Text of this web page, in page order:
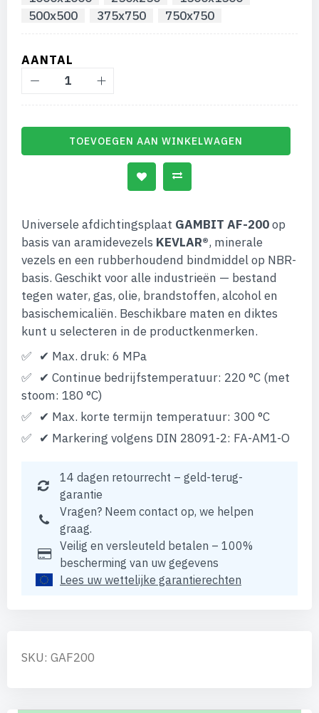
500x500
375x750 750x750
AANTAL
TOEVOEGEN AAN WINKELWAGEN
Universele afdichtingsplaat GAMBIT AF-200op
basis van aramidevezels KEVLAR®, minerale
vezels en een rubberhoudend bindmiddel op NBR-
basis. Geschikt voor alle industrieën — bestand
tegen water, gas, olie, brandstoffen, alcohol en
basischemicaliën. Beschikbare maten en diktes
kunt u selecteren in de productkenmerken.
✔ Max. druk: 6 MPa
✔ Continue bedrijfstemperatuur: 220 °C (met
stoom: 180 °C)
✔ Max. korte termijn temperatuur: 300 °C
✔ Markering volgens DIN 28091-2: FA-AM1-O
14 dagen retourrecht – geld-terug-
garantie
Vragen? Neem contact op, we helpen
graag.
Veilig en versleuteld betalen – 100%
bescherming van uw gegevens
Lees uw wettelijke garantierechten
SKU: GAF200